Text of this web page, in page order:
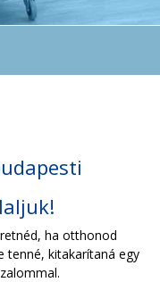
ha otthonod
tenné, kitakarítaná egy